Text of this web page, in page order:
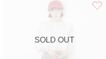
SOLD OUT